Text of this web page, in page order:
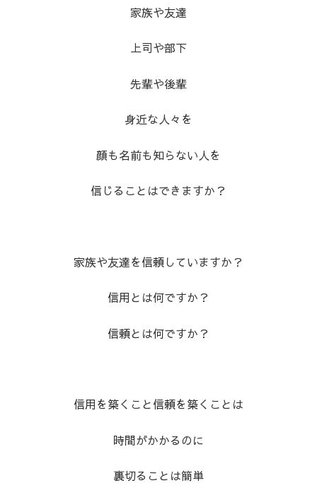
家族や友達
上司や部下
先輩や後輩
身近な人々を
顔も名前も知らない人を
信じることはできますか？
家族や友達を信頼していますか？
信用とは何ですか？
信頼とは何ですか？
信用を築くこと信頼を築くことは
時間がかかるのに
裏切ることは簡単